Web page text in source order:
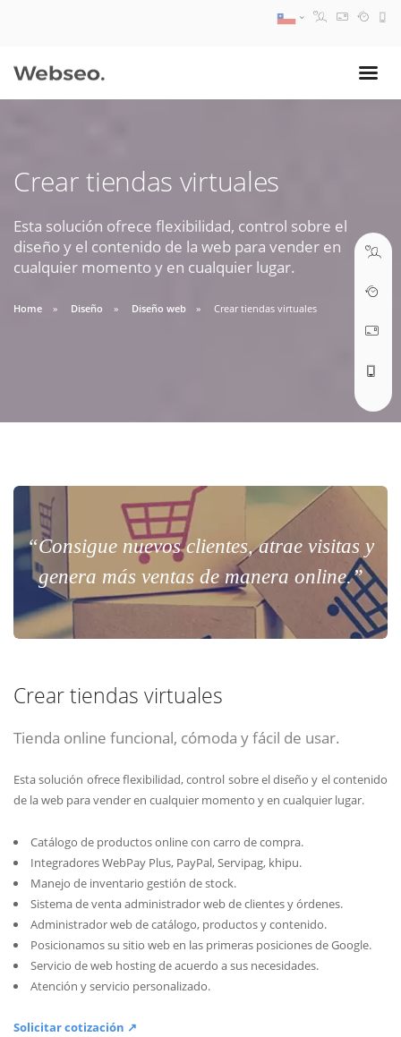
Crear tiendas virtuales
Esta solución ofrece flexibilidad, control sobre el
diseño y el contenido de la web para vender en
cualquier momento y en cualquier lugar.
Home Diseño Diseño web Crear tiendas virtuales
“Consigue nuevos clientes, atrae visitas y
genera más ventas de manera online.”
Crear tiendas virtuales
Tienda online funcional, cómoda y fácil de usar.
Esta solución ofrece flexibilidad, control sobre el diseño y el contenido
de la web para vender en cualquier momento y en cualquier lugar.
Catálogo de productos online con carro de compra.
Integradores WebPay Plus, PayPal, Servipag, khipu.
Manejo de inventario gestión de stock.
Sistema de venta administrador web de clientes y órdenes.
Administrador web de catálogo, productos y contenido.
Posicionamos su sitio web en las primeras posiciones de Google.
Servicio de web hosting de acuerdo a sus necesidades.
Atención y servicio personalizado.
Solicitar cotización ↗
09:30 AM A 18:30 PM
soporte@webseo.cl
ABRIR TICKET